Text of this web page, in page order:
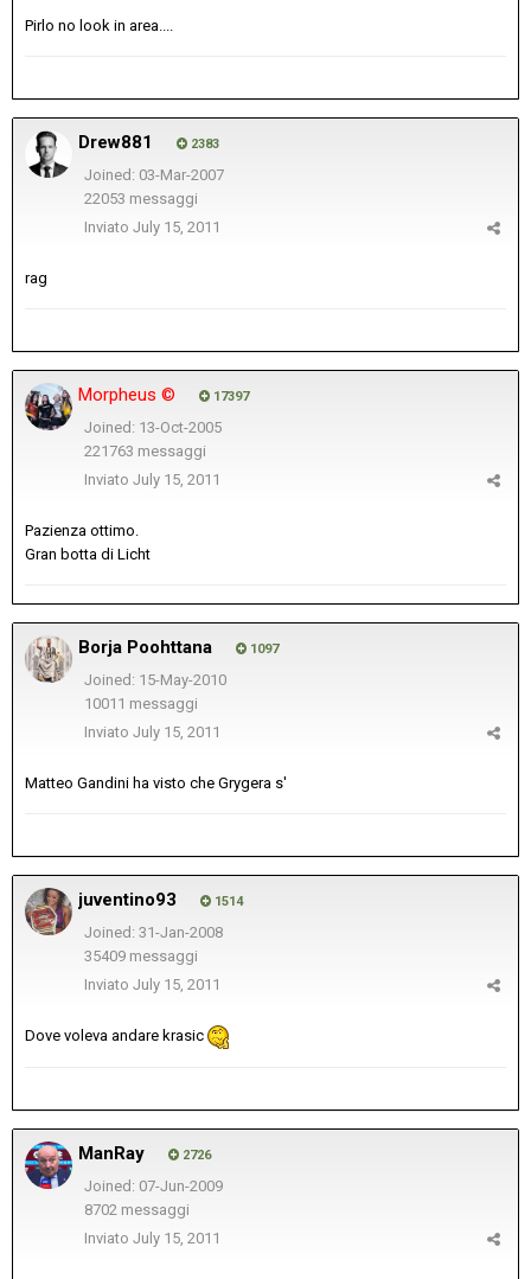
Pirlo no look in area....
Drew881 2383
Joined: 03-Mar-2007
22053 messaggi
Inviato July 15, 2011
rag
Morpheus © 17397
Joined: 13-Oct-2005
221763 messaggi
Inviato July 15, 2011
Pazienza ottimo.
Gran botta di Licht
Borja Poohttana 1097
Joined: 15-May-2010
10011 messaggi
Inviato July 15, 2011
Matteo Gandini ha visto che Grygera s'
juventino93 1514
Joined: 31-Jan-2008
35409 messaggi
Inviato July 15, 2011
Dove voleva andare krasic
ManRay 2726
Joined: 07-Jun-2009
8702 messaggi
Inviato July 15, 2011